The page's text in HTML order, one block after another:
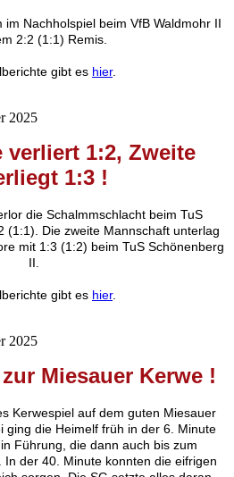
Nachholspiel beim VfB Waldmohr II
2:2 (1:1) Remis.
gibt es hier.
2025
verliert 1:2, Zweite
1:3 !
die Schalmmschlacht beim TuS
(1:1). Die zweite Mannschaft unterlag
mit 1:3 (1:2) beim TuS Schönenberg
II.
gibt es hier.
2025
Miesauer Kerwe!
Kerwespiel auf dem guten Miesauer
ging die Heimelf früh in der 6. Minute
Führung, die dann auch bis zum
In der 40. Minute konnten die eifrigen